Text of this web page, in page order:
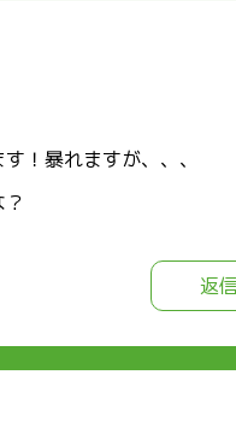
！暴れますが、、、
返